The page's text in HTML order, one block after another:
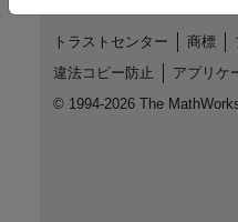
トラストセンター 商標
違法コピー防止
アプリケ
© 1994-2026 The